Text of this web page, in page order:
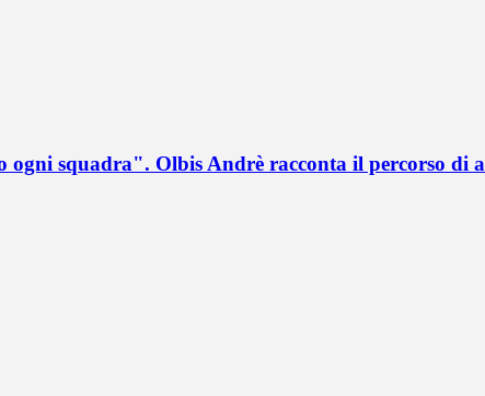
ogni squadra". Olbis Andrè racconta il percorso